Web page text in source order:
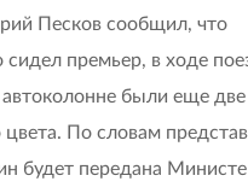
Песков сообщил, что
премьер, в ходе
автоколонне были еще две
По словам
будет передана